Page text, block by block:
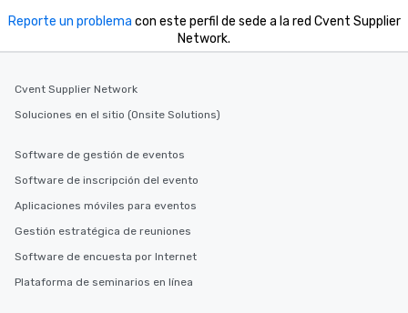
Reporte un problema con este perfil de sede a la red Cvent Supplier
Network.
Cvent Supplier Network
Soluciones en el sitio (Onsite Solutions)
Software de gestión de eventos
Software de inscripción del evento
Aplicaciones móviles para eventos
Gestión estratégica de reuniones
Software de encuesta por Internet
Plataforma de seminarios en línea